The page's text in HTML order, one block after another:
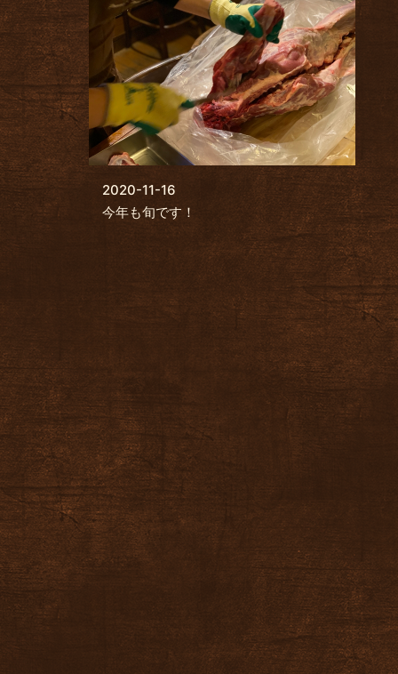
2020-11-16
今年も旬です！